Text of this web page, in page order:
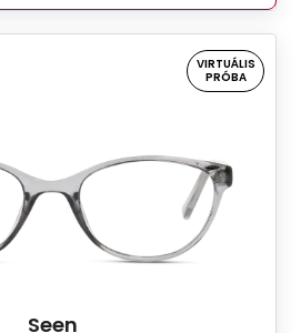
VIRTUÁLIS
PRÓBA
Seen